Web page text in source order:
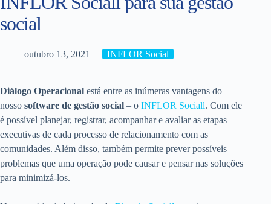
social
outubro 13, 2021 INFLOR Social
Diálogo Operacional está entre as inúmeras vantagens do
nosso software de gestão social – o INFLOR Sociall. Com ele
é possível planejar, registrar, acompanhar e avaliar as etapas
executivas de cada processo de relacionamento com as
comunidades. Além disso, também permite prever possíveis
problemas que uma operação pode causar e pensar nas soluções
para minimizá-los.